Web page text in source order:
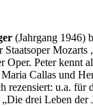
(Jahrgang 1946)
Peter kennt
Callas und
rezensiert: u.a.
drei Leben